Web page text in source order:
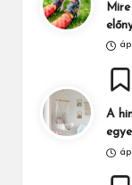
A